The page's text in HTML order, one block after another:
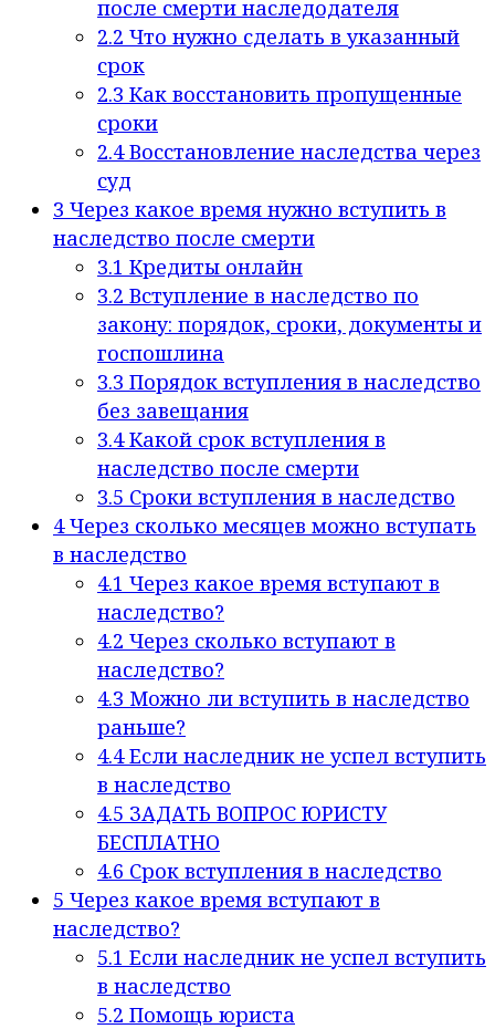
после смерти наследодателя
2.2 Что нужно сделать в указанный
срок
2.3 Как восстановить пропущенные
сроки
2.4Восстановление наследства через
суд
3 Через какое время нужно вступить в
наследство после смерти
3.1 Кредиты онлайн
3.2 Вступление в наследство по
закону: порядок, сроки, документы и
госпошлина
3.3 Порядок вступления в наследство
без завещания
3.4Какой срок вступления в
наследство после смерти
3.5 Сроки вступления в наследство
4Через сколько месяцев можно вступать
в наследство
4.1 Через какое время вступают в
наследство?
4.2 Через сколько вступают в
наследство?
4.3 Можно ли вступить в наследство
раньше?
4.4Если наследник не успел вступить
в наследство
4.5 ЗАДАТЬ ВОПРОС ЮРИСТУ
БЕСПЛАТНО
4.6 Срок вступления в наследство
5 Через какое время вступают в
наследство?
5.1 Если наследник не успел вступить
в наследство
5.2 Помощь юриста